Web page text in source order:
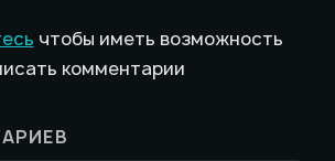
чтобы иметь возможность
комментарии